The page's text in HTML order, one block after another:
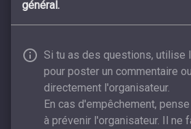
général.
Si tu as des questions, utilise
pour poster un commentaire
directement l'organisateur.
En cas d'empêchement,
à prévenir l'organisateur. Il ne